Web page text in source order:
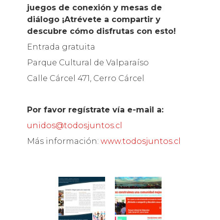
juegos de conexión y mesas de
diálogo ¡Atrévete a compartir y
descubre cómo disfrutas con esto!
Entrada gratuita
Parque Cultural de Valparaíso
Calle Cárcel 471, Cerro Cárcel
Por favor regístrate vía e-mail a:
unidos@todosjuntos.cl
Más información: www.todosjuntos.cl